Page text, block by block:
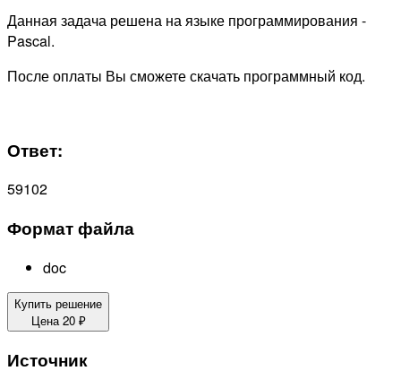
Данная задача решена на языке программирования -
Pascal.
После оплаты Вы сможете скачать программный код.
Ответ:
59102
Формат файла
doc
Купить решение
Цена 20 ₽
Источник